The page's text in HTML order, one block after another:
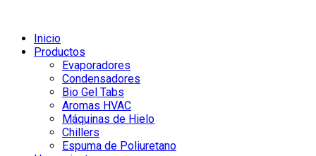
Inicio
Productos
Evaporadores
Condensadores
Bio Gel Tabs
Aromas HVAC
Máquinas de Hielo
Chillers
Espuma de Poliuretano